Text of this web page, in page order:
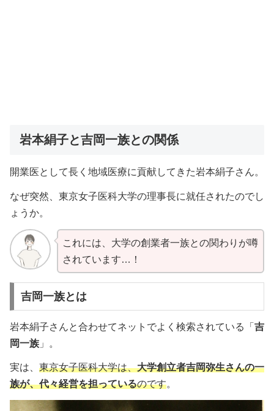
岩本絹子と吉岡一族との関係
開業医として長く地域医療に貢献してきた岩本絹子さん。
なぜ突然、東京女子医科大学の理事長に就任されたのでし
ょうか。
これには、大学の創業者一族との関わりが噂
されています…！
吉岡一族とは
岩本絹子さんと合わせてネットでよく検索されている「 吉
岡一族 」。
実は、 東京女子医科大学は、大学創立者吉岡弥生さんの一
族が、代々経営を担っているのです。